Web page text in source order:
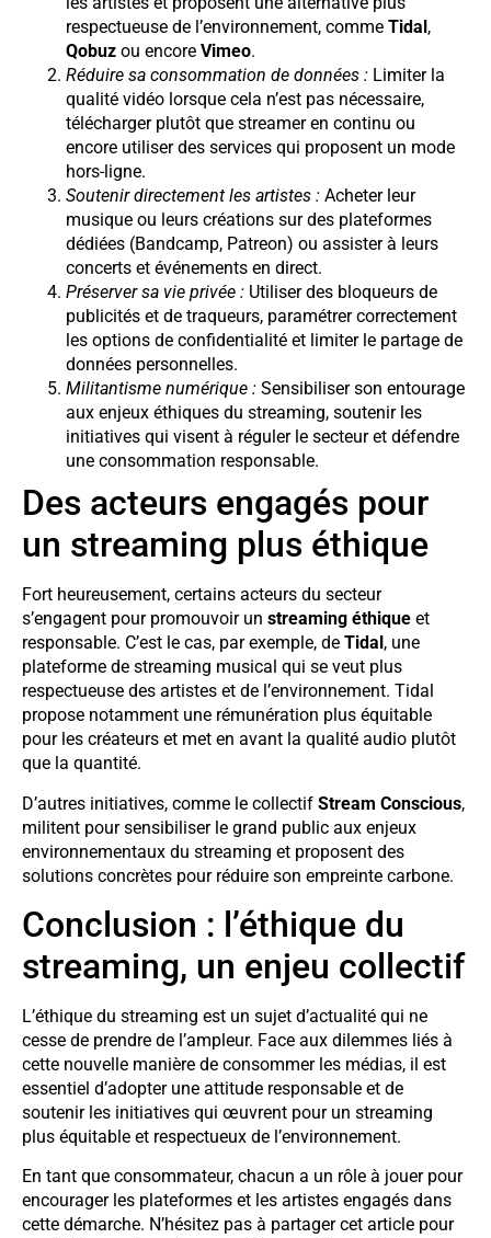
respectueuse de l’environnement, comme Tidal ,
Qobuz ou encore Vimeo.
Réduire sa consommation de données : Limiter la
qualité vidéo lorsque cela n’est pas nécessaire,
télécharger plutôt que streamer en continu ou
encore utiliser des services qui proposent un mode
hors-ligne.
Soutenir directement les artistes : Acheter leur
musique ou leurs créations sur des plateformes
dédiées (Bandcamp, Patreon) ou assister à leurs
concerts et événements en direct.
Préserver sa vie privée : Utiliser des bloqueurs de
publicités et de traqueurs, paramétrer correctement
les options de confidentialité et limiter le partage de
données personnelles.
Militantisme numérique : Sensibiliser son entourage
aux enjeux éthiques du streaming, soutenir les
initiatives qui visent à réguler le secteur et défendre
une consommation responsable.
Des acteurs engagés pour
un streaming plus éthique
Fort heureusement, certains acteurs du secteur
s’engagent pour promouvoir un streaming éthique et
responsable. C’est le cas, par exemple, de Tidal , une
plateforme de streaming musical qui se veut plus
respectueuse des artistes et de l’environnement. Tidal
propose notamment une rémunération plus équitable
pour les créateurs et met en avant la qualité audio plutôt
que la quantité.
D’autres initiatives, comme le collectif Stream Conscious,
militent pour sensibiliser le grand public aux enjeux
environnementaux du streaming et proposent des
solutions concrètes pour réduire son empreinte carbone.
Conclusion : l’éthique du
streaming, un enjeu collectif
L’éthique du streaming est un sujet d’actualité qui ne
cesse de prendre de l’ampleur. Face aux dilemmes liés à
cette nouvelle manière de consommer les médias, il est
essentiel d’adopter une attitude responsable et de
soutenir les initiatives qui œuvrent pour un streaming
plus équitable et respectueux de l’environnement.
En tant que consommateur, chacun a un rôle à jouer pour
encourager les plateformes et les artistes engagés dans
cette démarche. N’hésitez pas à partager cet article pour